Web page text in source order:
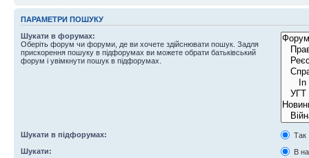
ПАРАМЕТРИ ПОШУКУ
Шукати в форумах:
Оберіть форум чи форуми, де ви хочете здійснювати пошук. Задля
прискорення пошуку в підфорумах ви можете обрати батьківський
форум і увімкнути пошук в підфорумах.
Шукати в підфорумах:
Так
Шукати:
В